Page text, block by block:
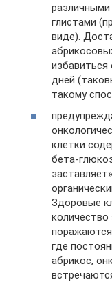
различными
глистами
виде).
избавиться
дней
такому
клетки
бета-
Здоровые
количество
где
абрикос,